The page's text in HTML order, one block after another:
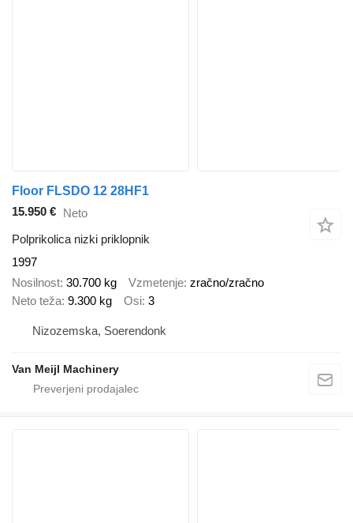
Floor FLSDO 12 28HF1
15.950 € Neto
Polprikolica nizki priklopnik
1997
Nosilnost 30.700 kg Vzmetenje zračno/zračno
Neto teža 9.300 kg Osi 3
Nizozemska, Soerendonk
Van Meijl Machinery